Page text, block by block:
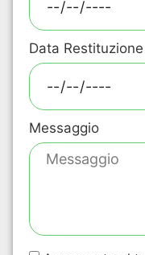
Data Restituzione
Messaggio